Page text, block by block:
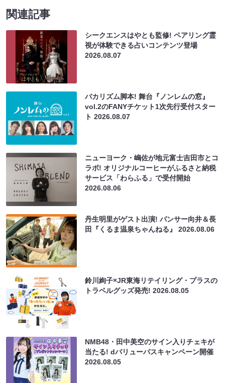
関連記事
シークエンスはやとも監修! ペアリング霊
視が体験できる占いコンテンツ登場
2026.08.07
バカリズム脚本! 舞台『ノンレムの窓』
vol.2のFANYチケット1次先行受付スター
ト2026.08.07
ニューヨーク・嶋佐が地元富士吉田市とコ
ラボ! オリジナルコーヒーがふるさと納税
サービス「わらふる」で受付開始
2026.08.06
丹生明里がゲスト出演! パンサー向井＆長
田『くるま温泉ちゃんねる』2026.08.06
鈴川絢子×JR東海リテイリング・プラスの
トラベルグッズ発売!2026.08.05
NMB48・田中美空のサイン入りチェキが
当たる! dバリューパスキャンペーン開催
2026.08.05